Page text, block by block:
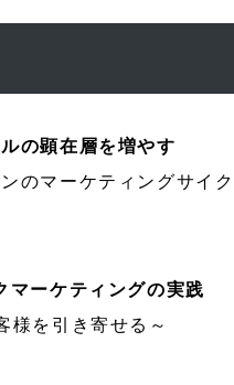
の顕在層を増やす
のマーケティングサイ
マーケティングの実践
様を引き寄せる～